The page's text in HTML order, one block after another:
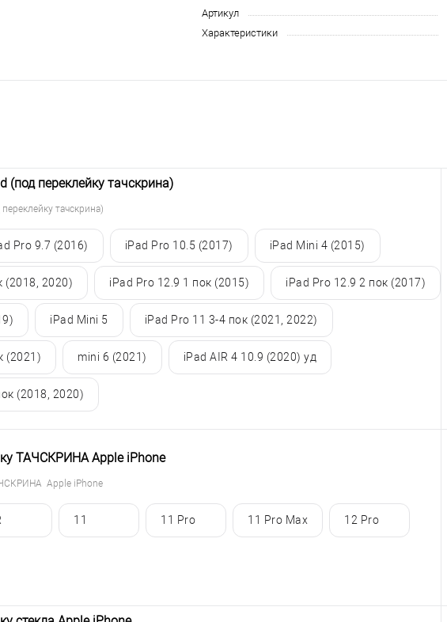
Артикул
Характеристики
(под переклейку тачскрина)
тачскрина)
Pro 9.7 (2016) iPad Pro 10.5 (2017) iPad Mini 4 (2015)
(2018, 2020) iPad Pro 12.9 1 пок (2015) iPad Pro 12.9 2 пок (2017)
iPad Mini 5 iPad Pro 11 3-4 пок (2021, 2022)
(2021) mini 6 (2021) iPad AIR 4 10.9 (2020) уд
(2018, 2020)
ТАЧСКРИНА Apple iPhone
Apple iPhone
11 11 Pro 11 Pro Max 12 Pro